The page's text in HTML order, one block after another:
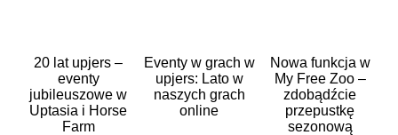
20 lat upjers –
eventy
jubileuszowe w
Uptasia i Horse
Farm
Eventy w grach w
upjers: Lato w
naszych grach
online
Nowa funkcja w
My Free Zoo –
zdobądźcie
przepustkę
sezonową